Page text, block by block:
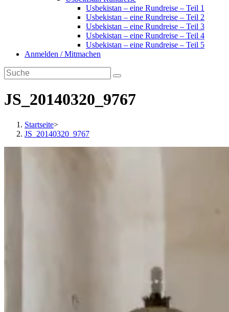
Usbekistan – eine Rundreise – Teil 1
Usbekistan – eine Rundreise – Teil 2
Usbekistan – eine Rundreise – Teil 3
Usbekistan – eine Rundreise – Teil 4
Usbekistan – eine Rundreise – Teil 5
Anmelden / Mitmachen
JS_20140320_9767
Startseite>
JS_20140320_9767